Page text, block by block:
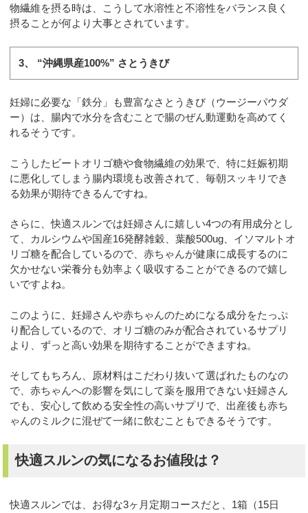
物繊維を摂る時は、こうして水溶性と不溶性をバランス良く
摂ることが何より大事とされています。
3、 “沖縄県産100%” さとうきび
妊婦に必要な「鉄分」も豊富なさとうきび（ウージーパウダ
ー）は、腸内で水分を含むことで腸のぜん動運動を高めてく
れるそうです。
こうしたビートオリゴ糖や食物繊維の効果で、特に妊娠初期
に悪化してしまう腸内環境も改善されて、毎朝スッキリでき
る効果が期待できるんですね。
さらに、快適スルンでは妊婦さんに嬉しい4つの有用成分とし
て、カルシウムや国産16発酵雑穀、葉酸500ug、イソマルトオ
リゴ糖を配合しているので、赤ちゃんが健康に成長するのに
欠かせない栄養分も効率よく吸収することができるので嬉し
いですよね。
このように、妊婦さんや赤ちゃんのためになる成分をたっぷ
り配合しているので、オリゴ糖のみが配合されているサプリ
より、ずっと高い効果を期待することができますね。
そしてもちろん、原材料はこだわり抜いて選ばれたものなの
で、赤ちゃんへの影響を気にして薬を服用できない妊婦さん
でも、安心して飲める安全性の高いサプリで、出産後も赤ち
ゃんのミルクに混ぜて一緒に飲むこともできるそうです。
快適スルンの気になるお値段は？
快適スルンでは、お得な3ヶ月定期コースだと、1箱（15日